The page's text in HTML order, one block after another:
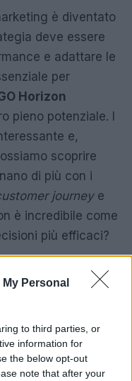
Personal
to third parties, or
information for
the below opt-out
note that after your
è diventato
deve essere
e adattare le
per
Horizon
pieno potenziale. I
e,
scoprire
di più con i
journeye
è incredibile come
più efficaci?